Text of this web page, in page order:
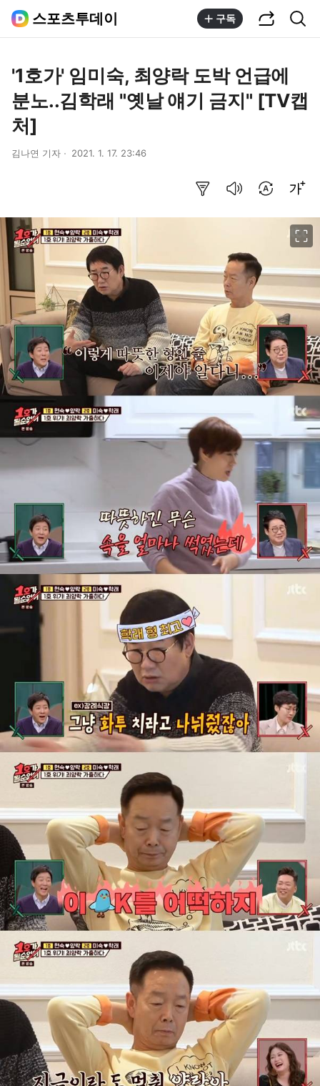
스포츠투데이 구독
'1호가' 임미숙, 최양락 도박 언급에
분노..김학래 "옛날 얘기 금지" [TV캡
처]
김나연 기자 2021. 1. 17. 23:46